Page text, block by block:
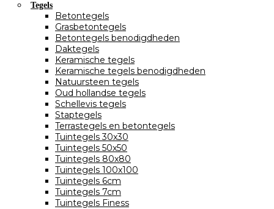
Tegels
Betontegels
Grasbetontegels
Betontegels benodigdheden
Daktegels
Keramische tegels
Keramische tegels benodigdheden
Natuursteen tegels
Oud hollandse tegels
Schellevis tegels
Staptegels
Terrastegels en betontegels
Tuintegels 30x30
Tuintegels 50x50
Tuintegels 80x80
Tuintegels 100x100
Tuintegels 6cm
Tuintegels 7cm
Tuintegels Finess